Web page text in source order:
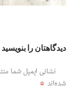
دیدگاهتان را بنویسید
نشانی ایمیل شما
شده‌اند *